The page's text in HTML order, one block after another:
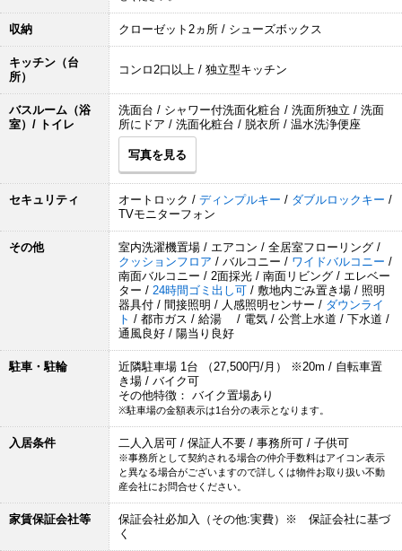
収納 クローゼット2ヵ所 / シューズボックス
キッチン（台
所）
コンロ2口以上 / 独立型キッチン
バスルーム（浴
室）/ トイレ
洗面台 / シャワー付洗面化粧台 / 洗面所独立 / 洗面
所にドア / 洗面化粧台 / 脱衣所 / 温水洗浄便座
写真を見る
セキュリティ オートロック / ディンプルキー / ダブルロックキー /
TVモニターフォン
その他
室内洗濯機置場 / エアコン / 全居室フローリング /
クッションフロア / バルコニー / ワイドバルコニー /
南面バルコニー / 2面採光 / 南面リビング / エレベー
ター / 24時間ゴミ出し可 / 敷地内ごみ置き場 / 照明
器具付 / 間接照明 / 人感照明センサー / ダウンライ
ト / 都市ガス / 給湯 / 電気 / 公営上水道 / 下水道 /
通風良好 / 陽当り良好
駐車・駐輪
近隣駐車場 1台 （27,500円/月） ※20m / 自転車置
き場 / バイク可
その他特徴： バイク置場あり
※駐車場の金額表示は1台分の表示となります。
入居条件 二人入居可 / 保証人不要 / 事務所可 / 子供可
※事務所として契約される場合の仲介手数料はアイコン表示
と異なる場合がございますので詳しくは物件お取り扱い不動
産会社にお問合せください。
家賃保証会社等
保証会社必加入（その他:実費）※ 保証会社に基づ
く